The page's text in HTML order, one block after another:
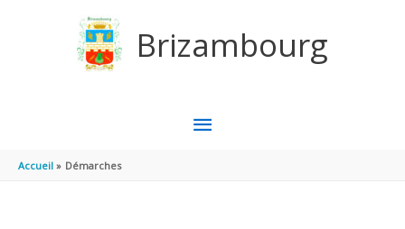
Brizambourg
MENU
Accueil Démarches